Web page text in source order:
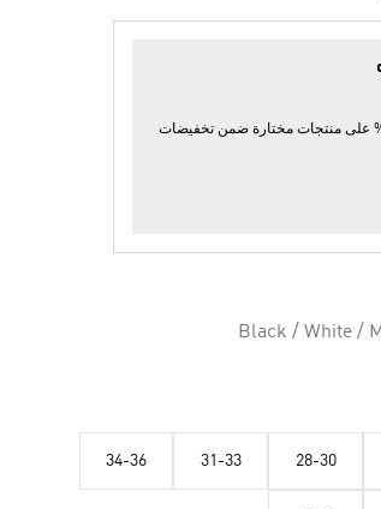
تخفيضات
Black / White /
28-30
31-33
34-36